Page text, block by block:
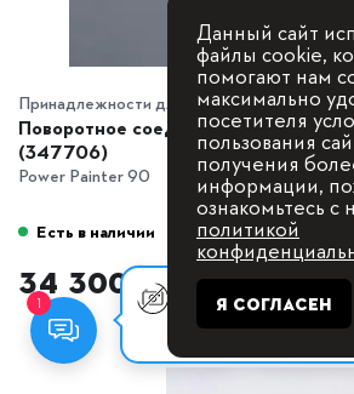
Принадлежности для проф. аппаратов
Поворотное соединение WAGNER 1/4
(347706)
Power Painter 90
Есть в наличии
34 300
1
Оставьте заявку, мы
свяжемся для
Данный сайт
файлы cookie,
помогают нам
максимально
посетителя
пользования
получения
информации,
ознакомьтесь с
политикой
Я СОГЛАСЕН